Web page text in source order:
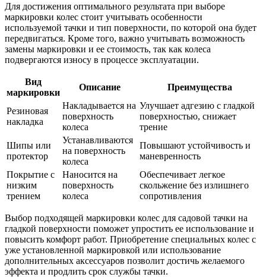
Для достижения оптимального результата при выборе
маркировки колес стоит учитывать особенности
используемой тачки и тип поверхности, по которой она будет
передвигаться. Кроме того, важно учитывать возможность
замены маркировки и ее стоимость, так как колеса
подвергаются износу в процессе эксплуатации.
Вид
маркировки
Описание Преимущества
Резиновая
накладка
Накладывается на
поверхность
колеса
Улучшает адгезию с гладкой
поверхностью, снижает
трение
Шипы или
протектор
Устанавливаются
на поверхность
колеса
Повышают устойчивость и
маневренность
Покрытие с
низким
трением
Наносится на
поверхность
колеса
Обеспечивает легкое
скольжение без излишнего
сопротивления
Выбор подходящей маркировки колес для садовой тачки на
гладкой поверхности поможет упростить ее использование и
повысить комфорт работ. Приобретение специальных колес с
уже установленной маркировкой или использование
дополнительных аксессуаров позволит достичь желаемого
эффекта и продлить срок службы тачки.